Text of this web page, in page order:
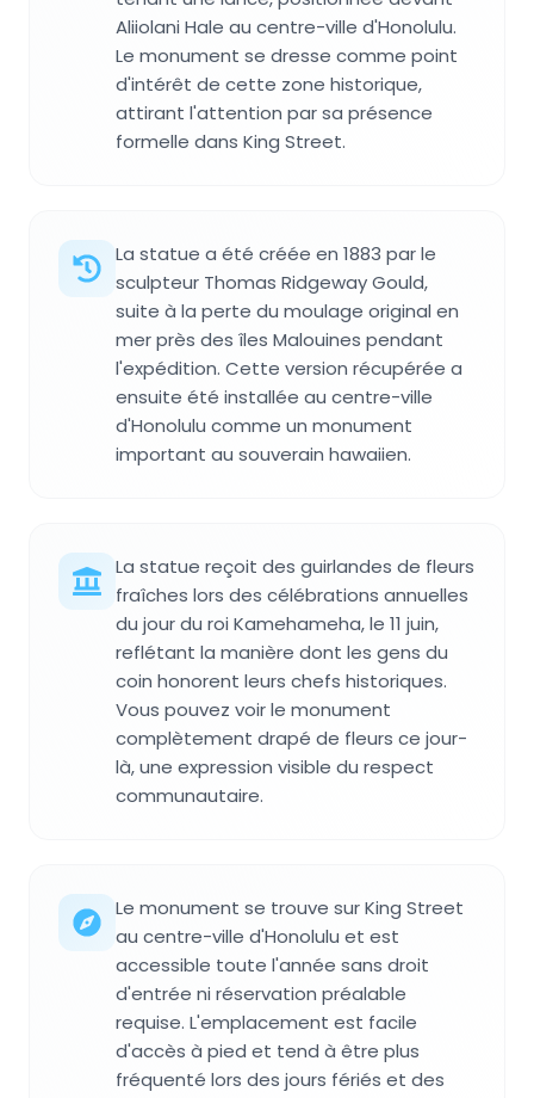
Aliiolani Hale au centre-ville d'Honolulu.
Le monument se dresse comme point
d'intérêt de cette zone historique,
attirant l'attention par sa présence
formelle dans King Street.
La statue a été créée en 1883 par le
sculpteur Thomas Ridgeway Gould,
suite à la perte du moulage original en
mer près des îles Malouines pendant
l'expédition. Cette version récupérée a
ensuite été installée au centre-ville
d'Honolulu comme un monument
important au souverain hawaiien.
La statue reçoit des guirlandes de fleurs
fraîches lors des célébrations annuelles
du jour du roi Kamehameha, le 11 juin,
reflétant la manière dont les gens du
coin honorent leurs chefs historiques.
Vous pouvez voir le monument
complètement drapé de fleurs ce jour-
là, une expression visible du respect
communautaire.
Le monument se trouve sur King Street
au centre-ville d'Honolulu et est
accessible toute l'année sans droit
d'entrée ni réservation préalable
requise. L'emplacement est facile
d'accès à pied et tend à être plus
fréquenté lors des jours fériés et des